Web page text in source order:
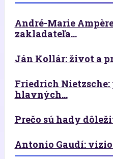
André-Marie
zakladateľa...
Ján Kollár: život a
Friedrich Nietzsche:
hlavných...
Prečo sú hady
Antonio Gaudí: